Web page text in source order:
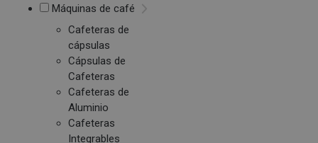
Máquinas de café
Cafeteras de
cápsulas
Cápsulas de
Cafeteras
Cafeteras de
Aluminio
Cafeteras
Integrables